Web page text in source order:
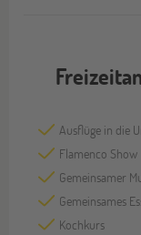
Ausflüge in die
Flamenco Show
Gemeinsamer
Gemeinsames
Kochkurs